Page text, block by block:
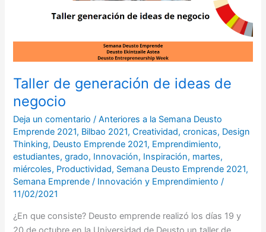
Taller de generación de ideas de
negocio
Deja un comentario /Anteriores a la Semana Deusto
Emprende 2021, Bilbao 2021,Creatividad,cronicas, Design
Thinking, Deusto Emprende 2021, Emprendimiento,
estudiantes,grado, Innovación, Inspiración, martes,
miércoles, Productividad, Semana Deusto Emprende 2021,
Semana Emprende / Innovación y Emprendimiento /
11/02/2021
¿En que consiste? Deusto emprende realizó los días 19 y